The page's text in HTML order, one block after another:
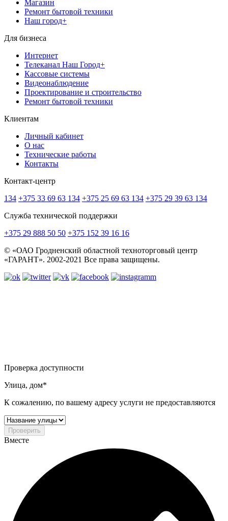
Магазин
Ремонт бытовой техники
Наш город+
Для бизнеса
Интернет
Телеканал Наш Город+
Кассовые системы
Видеонаблюдение
Проектирование и строительство
Ремонт бытовой техники
Клиентам
Личный кабинет
О нас
Технические работы
Контакты
Контакт-центр
134 +375 33 69 63 134 +375 25 69 63 134 +375 29 39 63 134
Служба технической поддержки
+375 29 888 50 50 +375 152 39 16 16
© «ОАО Гродненский областной техноторговый центр
«ГАРАНТ». 2002-2021 Все права защищены.
Проверка доступности
Улица, дом*
К сожалению, по вашему адресу услуги не предоставляются
Проверить
Вместе